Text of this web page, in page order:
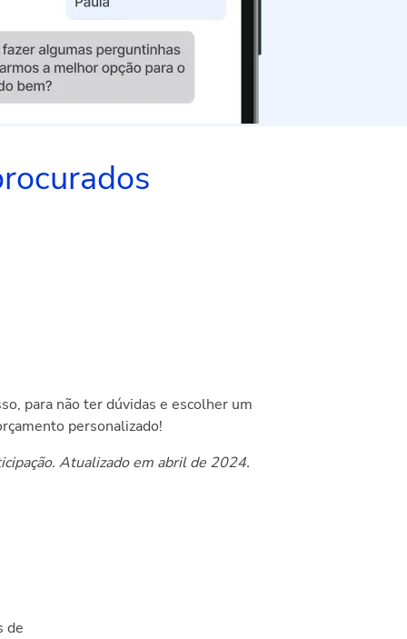
para não ter dúvidas e escolher um
personalizado!
Atualizado em abril de 2024.
de